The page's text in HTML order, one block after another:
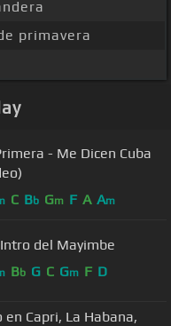
primavera
- Me Dicen Cuba
C Bb Gm F A Am
del Mayimbe
Bb G C Gm F D
en Capri, La Habana,